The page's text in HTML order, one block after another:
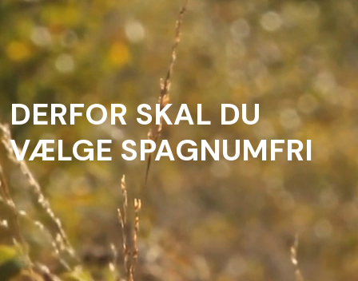
DERFOR SKAL DU
VÆLGE SPAGNUMFRI